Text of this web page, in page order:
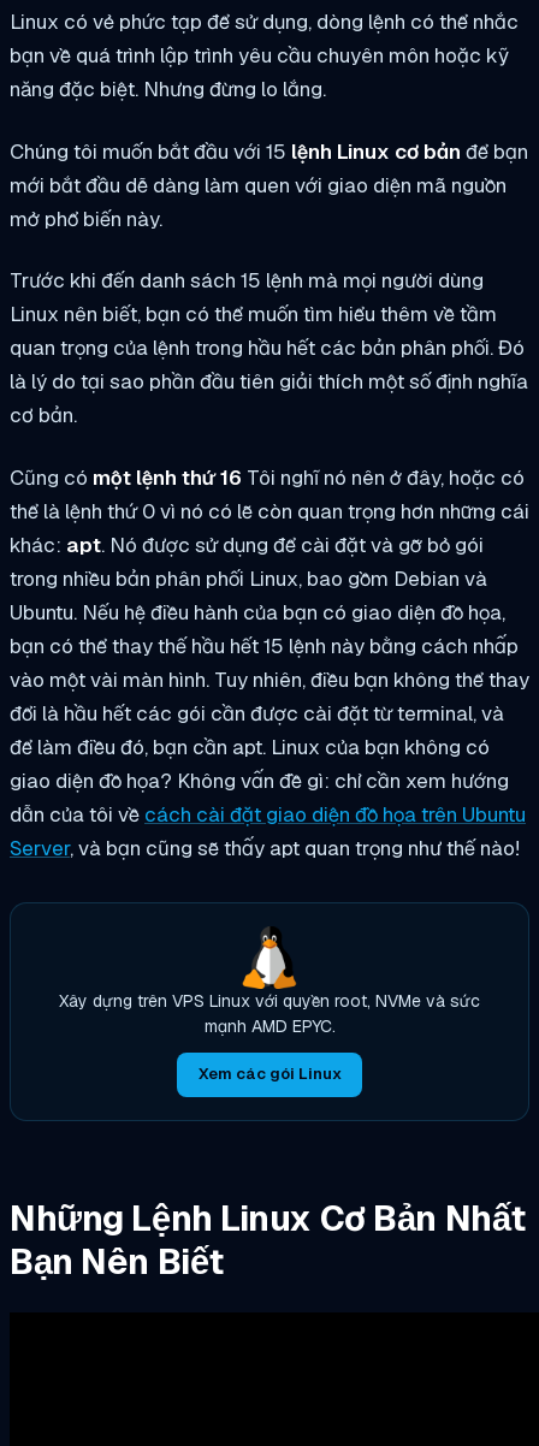
Linux có vẻ phức tạp để sử dụng, dòng lệnh có thể nhắc
bạn về quá trình lập trình yêu cầu chuyên môn hoặc kỹ
năng đặc biệt. Nhưng đừng lo lắng.
Chúng tôi muốn bắt đầu với 15 lệnh Linux cơ bản để bạn
mới bắt đầu dễ dàng làm quen với giao diện mã nguồn
mở phổ biến này.
Trước khi đến danh sách 15 lệnh mà mọi người dùng
Linux nên biết, bạn có thể muốn tìm hiểu thêm về tầm
quan trọng của lệnh trong hầu hết các bản phân phối. Đó
là lý do tại sao phần đầu tiên giải thích một số định nghĩa
cơ bản.
Cũng có một lệnh thứ 16 Tôi nghĩ nó nên ở đây, hoặc có
thể là lệnh thứ 0 vì nó có lẽ còn quan trọng hơn những cái
khác: apt. Nó được sử dụng để cài đặt và gỡ bỏ gói
trong nhiều bản phân phối Linux, bao gồm Debian và
Ubuntu. Nếu hệ điều hành của bạn có giao diện đồ họa,
bạn có thể thay thế hầu hết 15 lệnh này bằng cách nhấp
vào một vài màn hình. Tuy nhiên, điều bạn không thể thay
đổi là hầu hết các gói cần được cài đặt từ terminal, và
để làm điều đó, bạn cần apt. Linux của bạn không có
giao diện đồ họa? Không vấn đề gì: chỉ cần xem hướng
dẫn của tôi về cách cài đặt giao diện đồ họa trên Ubuntu
Server, và bạn cũng sẽ thấy apt quan trọng như thế nào!
Xây dựng trên VPS Linux với quyền root, NVMe và sức
mạnh AMD EPYC.
Xem các gói Linux
Những Lệnh Linux Cơ Bản Nhất
Bạn Nên Biết